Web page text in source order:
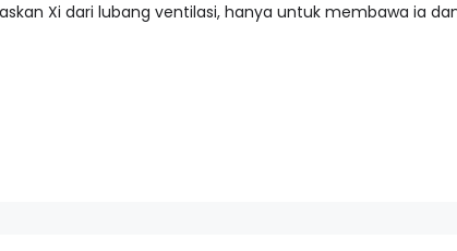
Xi dari lubang ventilasi, hanya untuk membawa ia